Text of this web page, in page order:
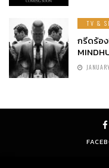
TV &
กรีดร้อ